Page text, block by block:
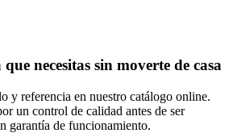
necesitas sin moverte de casa
y referencia en nuestro catálogo online.
un control de calidad antes de ser
garantía de funcionamiento.